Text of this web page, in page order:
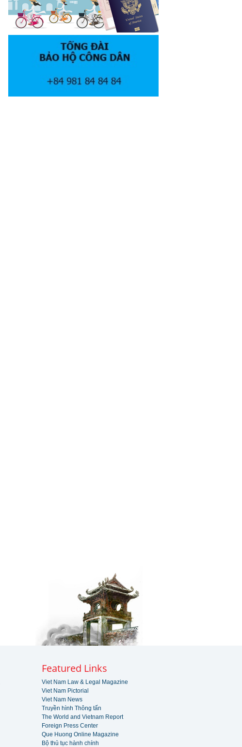
Featured Links
Viet Nam Law & Legal Magazine
Viet Nam Pictorial
Viet Nam News
Truyền hình Thông tấn
The World and Vietnam Report
Foreign Press Center
Que Huong Online Magazine
Bộ thủ tục hành chính